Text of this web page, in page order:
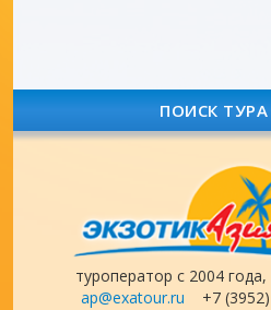
ПОИСК ТУРА
туроператор с 2004 года,
ap@exatour.ru +7 (3952)